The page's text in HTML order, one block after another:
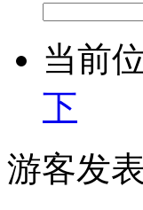
当前
下
游客发表